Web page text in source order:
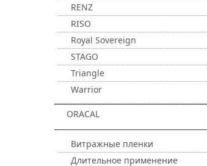
RENZ
RISO
Royal Sovereign
STAGO
Triangle
Warrior
ORACAL
Витражные пленки
Длительное применение